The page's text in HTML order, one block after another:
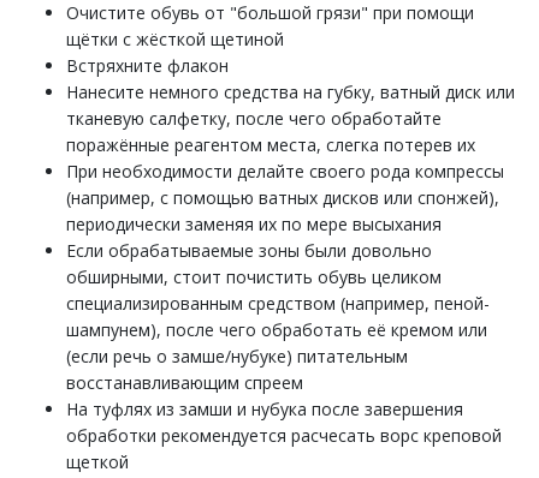
Очистите обувь от "большой грязи" при помощи
щётки с жёсткой щетиной
Встряхните флакон
Нанесите немного средства на губку, ватный диск или
тканевую салфетку, после чего обработайте
поражённые реагентом места, слегка потерев их
При необходимости делайте своего рода компрессы
(например, с помощью ватных дисков или спонжей),
периодически заменяя их по мере высыхания
Если обрабатываемые зоны были довольно
обширными, стоит почистить обувь целиком
специализированным средством (например, пеной-
шампунем), после чего обработать её кремом или
(если речь о замше/нубуке) питательным
восстанавливающим спреем
На туфлях из замши и нубука после завершения
обработки рекомендуется расчесать ворс креповой
щеткой